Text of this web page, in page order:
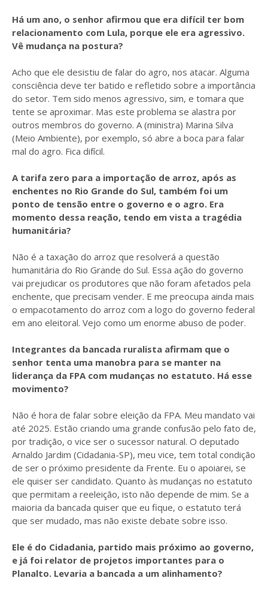
Há um ano, o senhor afirmou que era difícil ter bom
relacionamento com Lula, porque ele era agressivo.
Vê mudança na postura?
Acho que ele desistiu de falar do agro, nos atacar. Alguma
consciência deve ter batido e refletido sobre a importância
do setor. Tem sido menos agressivo, sim, e tomara que
tente se aproximar. Mas este problema se alastra por
outros membros do governo. A (ministra) Marina Silva
(Meio Ambiente), por exemplo, só abre a boca para falar
mal do agro. Fica difícil.
A tarifa zero para a importação de arroz, após as
enchentes no Rio Grande do Sul, também foi um
ponto de tensão entre o governo e o agro. Era
momento dessa reação, tendo em vista a tragédia
humanitária?
Não é a taxação do arroz que resolverá a questão
humanitária do Rio Grande do Sul. Essa ação do governo
vai prejudicar os produtores que não foram afetados pela
enchente, que precisam vender. E me preocupa ainda mais
o empacotamento do arroz com a logo do governo federal
em ano eleitoral. Vejo como um enorme abuso de poder.
Integrantes da bancada ruralista afirmam que o
senhor tenta uma manobra para se manter na
liderança da FPA com mudanças no estatuto. Há esse
movimento?
Não é hora de falar sobre eleição da FPA. Meu mandato vai
até 2025. Estão criando uma grande confusão pelo fato de,
por tradição, o vice ser o sucessor natural. O deputado
Arnaldo Jardim (Cidadania-SP), meu vice, tem total condição
de ser o próximo presidente da Frente. Eu o apoiarei, se
ele quiser ser candidato. Quanto às mudanças no estatuto
que permitam a reeleição, isto não depende de mim. Se a
maioria da bancada quiser que eu fique, o estatuto terá
que ser mudado, mas não existe debate sobre isso.
Ele é do Cidadania, partido mais próximo ao governo,
e já foi relator de projetos importantes para o
Planalto. Levaria a bancada a um alinhamento?